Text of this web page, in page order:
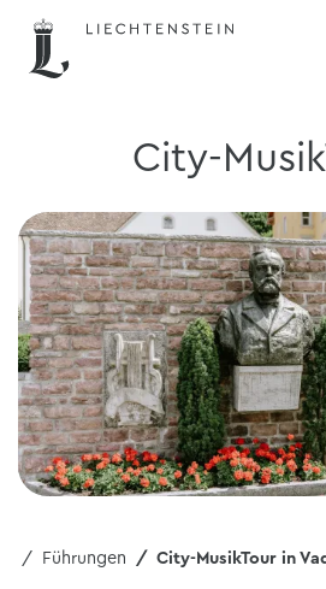
City-
Führungen City-MusikTour in